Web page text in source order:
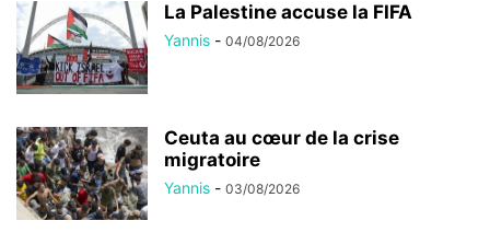
La Palestine accuse la FIFA
Yannis - 04/08/2026
Ceuta au cœur de la crise
migratoire
Yannis - 03/08/2026